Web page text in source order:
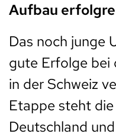
Aufbau
Das noch junge
gute Erfolge bei
in der Schweiz
Etappe steht
Deutschland